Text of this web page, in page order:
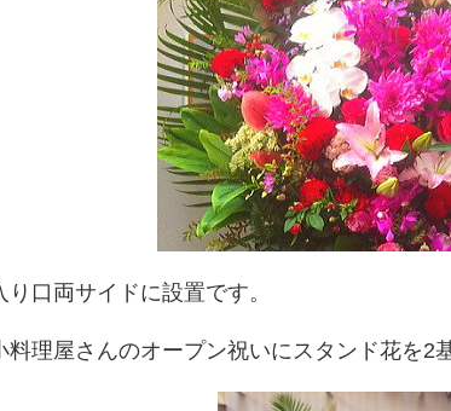
り口両サイドに設置です。
料理屋さんのオープン祝いにスタンド花を2